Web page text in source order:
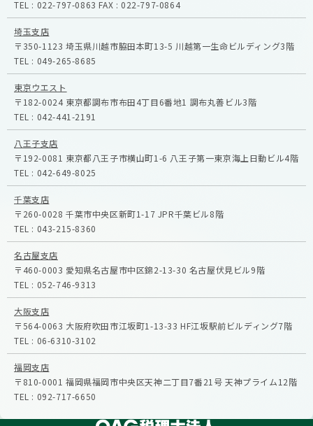
TEL : 022-797-0863 FAX : 022-797-0864
埼玉支店
〒350-1123 埼玉県川越市脇田本町13-5 川越第一生命ビルディング3階
TEL : 049-265-8685
東京ウエスト
〒182-0024 東京都調布市布田4丁目6番地1 調布丸善ビル3階
TEL : 042-441-2191
八王子支店
〒192-0081 東京都八王子市横山町1-6 八王子第一東京海上日動ビル4階
TEL : 042-649-8025
千葉支店
〒260-0028 千葉市中央区新町1-17 JPR千葉ビル8階
TEL : 043-215-8360
名古屋支店
〒460-0003 愛知県名古屋市中区錦2-13-30 名古屋伏見ビル9階
TEL : 052-746-9313
大阪支店
〒564-0063 大阪府吹田市江坂町1-13-33 HF江坂駅前ビルディング7階
TEL : 06-6310-3102
福岡支店
〒810-0001 福岡県福岡市中央区天神二丁目7番21号 天神プライム12階
TEL : 092-717-6650